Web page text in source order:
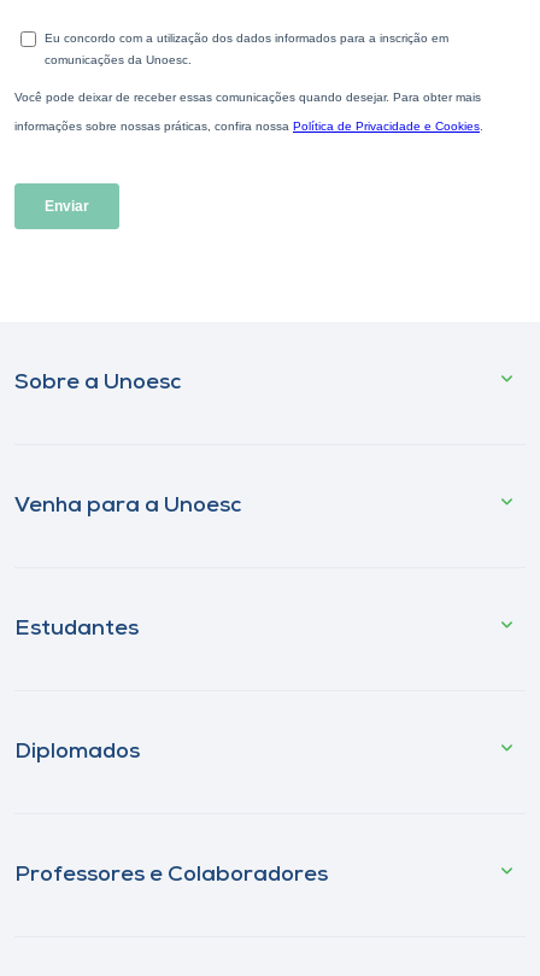
Sobre a Unoesc
Venha para a Unoesc
Estudantes
Diplomados
Professores e Colaboradores